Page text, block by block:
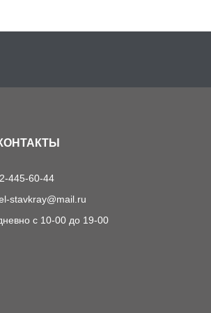
445-60-44
stavkray@mail.ru
с 10-00 до 19-00